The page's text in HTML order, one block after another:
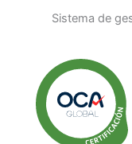
Sistema de